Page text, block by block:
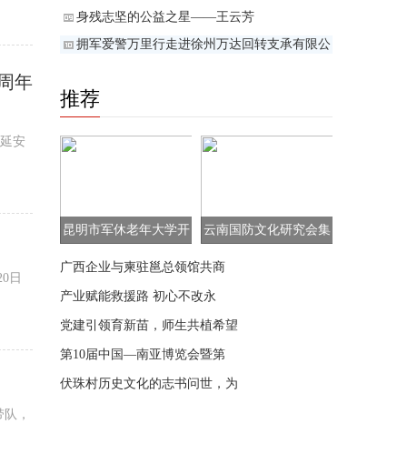
年
安
日
，
人
身残志坚的公益之星——王云芳
拥军爱警万里行走进徐州万达回转支承有限公
推荐
昆明市军休老年大学开
学典礼隆重举行
云南国防文化研究会集
中收看烈士纪念日活动
广西企业与柬驻邕总领馆共商
产业赋能救援路 初心不改永
党建引领育新苗，师生共植希望
第10届中国—南亚博览会暨第
伏珠村历史文化的志书问世，为